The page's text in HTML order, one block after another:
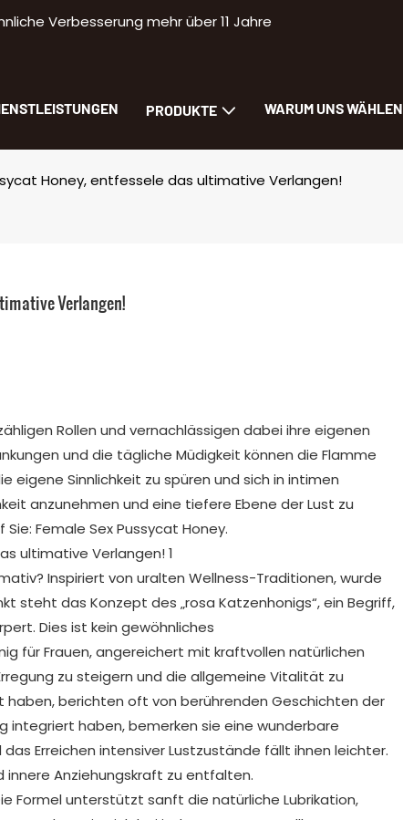
Verbesserung mehr über 11 Jahre
PRODUKTE WARUM UNS WÄHLEN
Honey, entfessele das ultimative Verlangen!
Verlangen!
Rollen und vernachlässigen dabei ihre eigenen
und die tägliche Müdigkeit können die Flamme
Sinnlichkeit zu spüren und sich in intimen
anzunehmen und eine tiefere Ebene der Lust zu
Female Sex Pussycat Honey.
Inspiriert von uralten Wellness-Traditionen, wurde
steht das Konzept des „rosa Katzenhonigs“, ein Begriff,
Dies ist kein gewöhnliches
für Frauen, angereichert mit kraftvollen natürlichen
zu steigern und die allgemeine Vitalität zu
haben, berichten oft von berührenden Geschichten der
integriert haben, bemerken sie eine wunderbare
Erreichen intensiver Lustzustände fällt ihnen leichter.
innere Anziehungskraft zu entfalten.
Formel unterstützt sanft die natürliche Lubrikation,